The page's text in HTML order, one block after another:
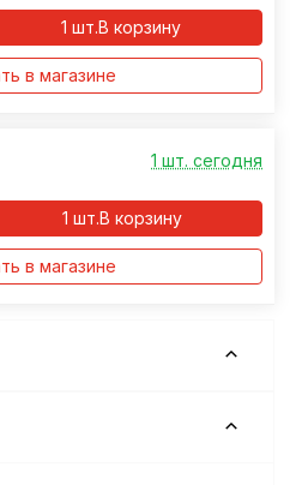
В корзину
1 шт.
в магазине
1 шт. сегодня
В корзину
1 шт.
в магазине